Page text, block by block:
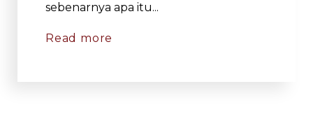
sebenarnya apa itu...
Read more